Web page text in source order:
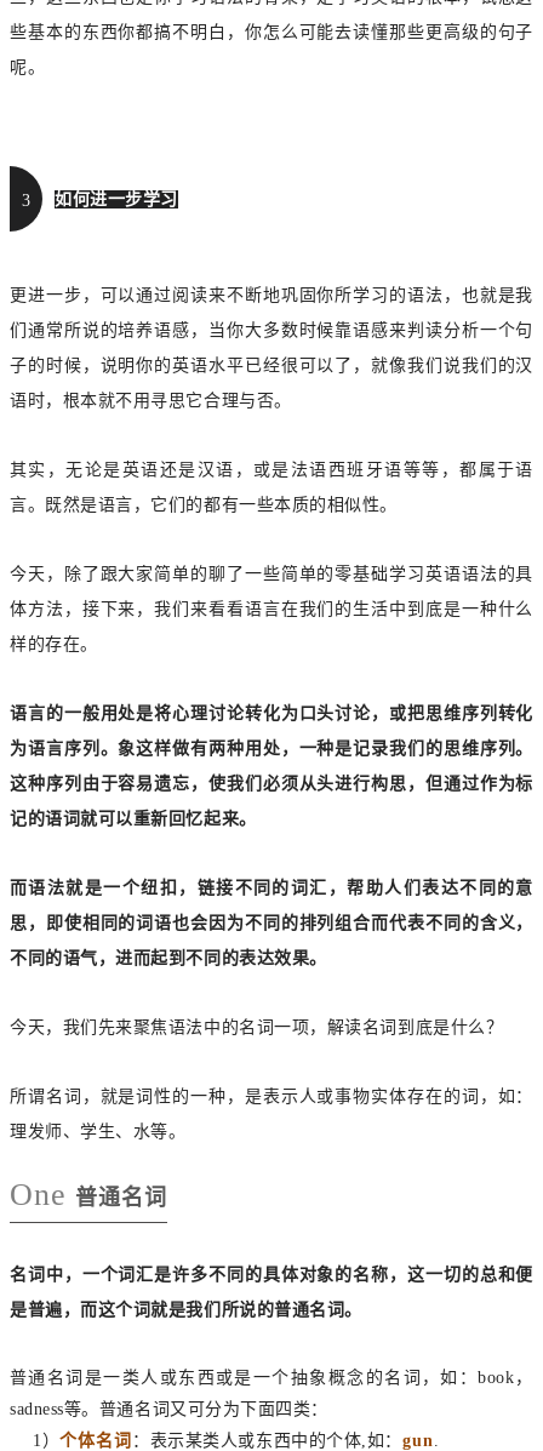
些基本的东西你都搞不明白，你怎么可能去读懂那些更高级的句子
呢。
3 如何进一步学习
更进一步，可以通过阅读来不断地巩固你所学习的语法，也就是我
们通常所说的培养语感，当你大多数时候靠语感来判读分析一个句
子的时候，说明你的英语水平已经很可以了，就像我们说我们的汉
语时，根本就不用寻思它合理与否。
其实，无论是英语还是汉语，或是法语西班牙语等等，都属于语
言。既然是语言，它们的都有一些本质的相似性。
今天，除了跟大家简单的聊了一些简单的零基础学习英语语法的具
体方法，接下来，我们来看看语言在我们的生活中到底是一种什么
样的存在。
语言的一般用处是将心理讨论转化为口头讨论，或把思维序列转化
为语言序列。象这样做有两种用处，一种是记录我们的思维序列。
这种序列由于容易遗忘，使我们必须从头进行构思，但通过作为标
记的语词就可以重新回忆起来。
而语法就是一个纽扣，链接不同的词汇，帮助人们表达不同的意
思，即使相同的词语也会因为不同的排列组合而代表不同的含义，
不同的语气，进而起到不同的表达效果。
今天，我们先来聚焦语法中的名词一项，解读名词到底是什么？
所谓名词，就是词性的一种，是表示人或事物实体存在的词，如：
理发师、学生、水等。
One 普通名词
名词中，一个词汇是许多不同的具体对象的名称，这一切的总和便
是普遍，而这个词就是我们所说的普通名词。
普通名词是一类人或东西或是一个抽象概念的名词，如：book，
sadness等。普通名词又可分为下面四类：
1）个体名词 ：表示某类人或东西中的个体,如： gun